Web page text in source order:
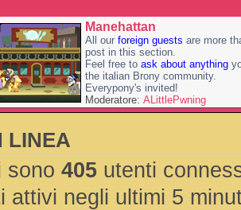
Manehattan
All our foreign guests are more
post in this section.
Feel free to ask about anything
the italian Brony community.
Everypony's invited!
Moderatore: ALittlePwning
LINEA
sono 405 utenti
attivi negli ultimi 5